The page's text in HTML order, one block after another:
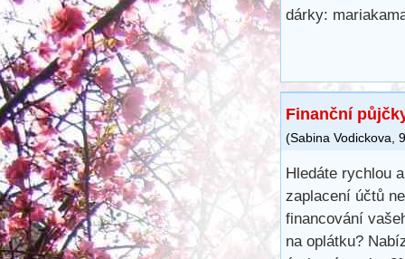
dárky:
Finanční
(Sabina Vodickova
Hledáte rychlou
zaplacení účtů
financování
na oplátku?